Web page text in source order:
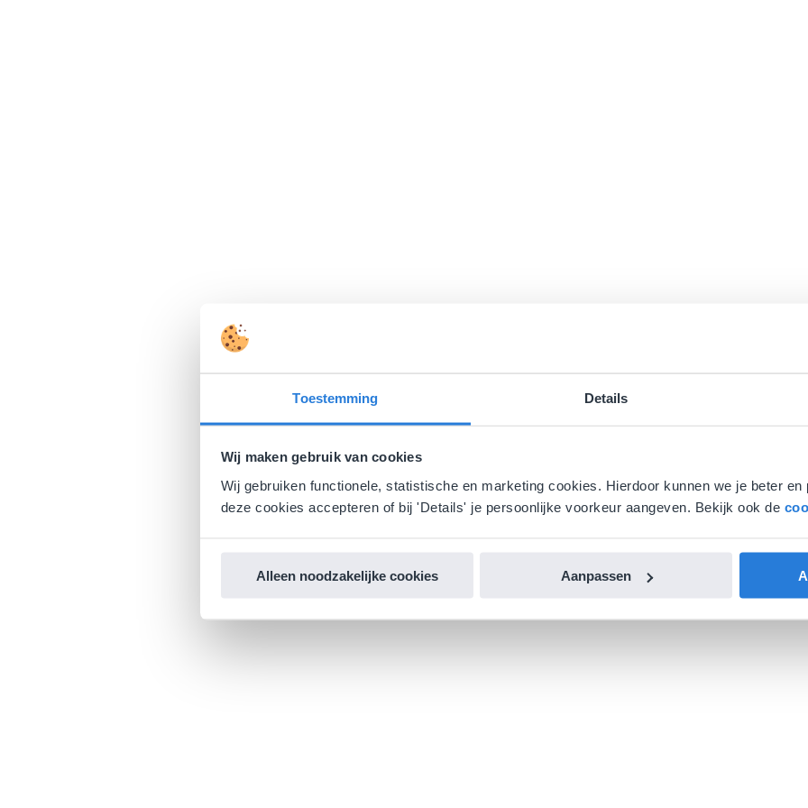
Toestemming Details
Wij maken gebruik van cookies
Wij gebruiken functionele, statistische en marketing cookies. Hierdoor kunnen we je beter
deze cookies accepteren of bij 'Details' je persoonlijke voorkeur aangeven. Bekijk ook de
Alleen noodzakelijke cookies Aanpassen